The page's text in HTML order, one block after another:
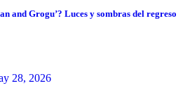
and Grogu’? Luces y sombras del regreso
28, 2026